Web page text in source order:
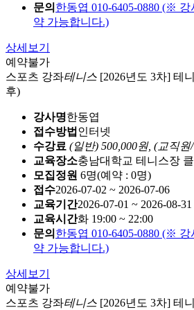
문의 한동엽 010-6405-0880 (※
약 가능합니다.)
상세보기
예약불가
스포츠 강좌테니스 [2026년도 3차] 테
후)
강사명한동엽
접수방법 인터넷
수강료 (일반) 500,000원, (교직원
교육장소충남대학교 테니스장
모집정원 6명(예약 : 0명)
접수2026-07-02 ~ 2026-07-06
교육기간2026-07-01 ~ 2026-08-31
교육시간화 19:00 ~ 22:00
문의 한동엽 010-6405-0880 (※
약 가능합니다.)
상세보기
예약불가
스포츠 강좌테니스 [2026년도 3차] 테